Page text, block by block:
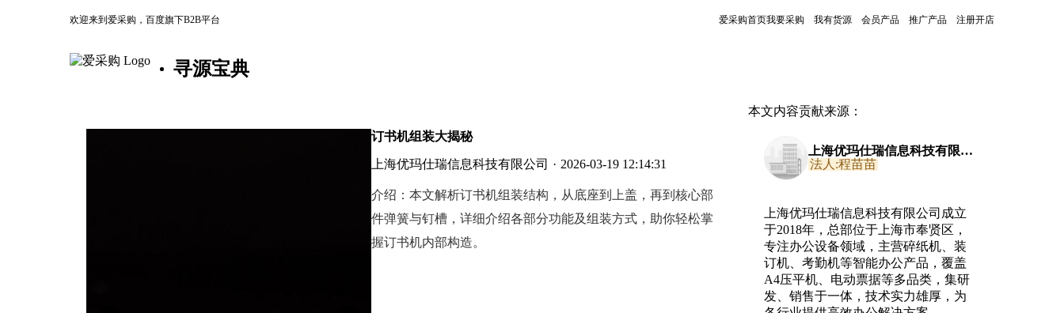
欢迎来到爱采购，百度旗下B2B平台 爱采购首页我要采购 我有货源 会员产品 推广产品 注册开店
寻源宝典
订书机组装大揭秘
上海优玛仕瑞信息科技有限公司 · 2026-03-19 12:14:31
介绍： 本文解析订书机组装结构，从底座到上盖，再到核心部
件弹簧与钉槽，详细介绍各部分功能及组装方式，助你轻松掌
握订书机内部构造。
本文内容贡献来源：
上海优玛仕瑞信息科技有限公
司
法人:程苗苗
上海优玛仕瑞信息科技有限公司成立
于2018年，总部位于上海市奉贤区，
专注办公设备领域，主营碎纸机、装
订机、考勤机等智能办公产品，覆盖
A4压平机、电动票据等多品类，集研
发、销售于一体，技术实力雄厚，为